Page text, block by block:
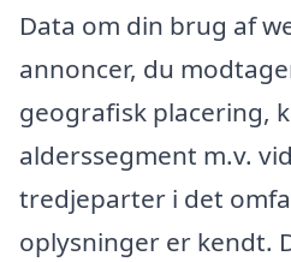
Data om din brug af
annoncer, du
geografisk placering,
alderssegment m.v.
tredjeparter i det
oplysninger er kendt.